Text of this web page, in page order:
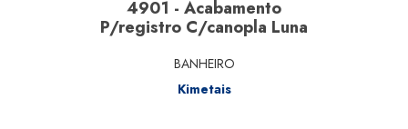
4901 - Acabamento
P/registro C/canopla Luna
BANHEIRO
Kimetais